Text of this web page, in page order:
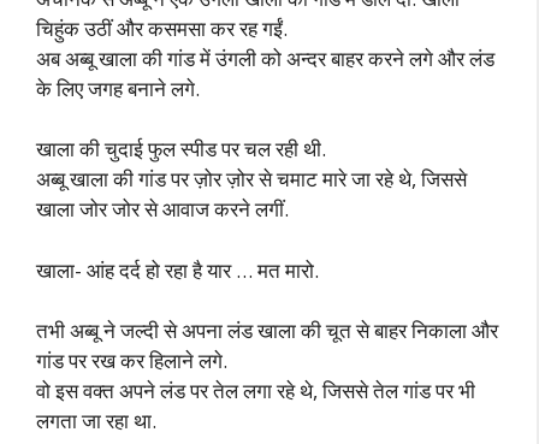
चिहुंक उठीं और कसमसा कर रह गईं.
अब अब्बू खाला की गांड में उंगली को अन्दर बाहर करने लगे और लंड
के लिए जगह बनाने लगे.
खाला की चुदाई फुल स्पीड पर चल रही थी.
अब्बू खाला की गांड पर ज़ोर ज़ोर से चमाट मारे जा रहे थे, जिससे
खाला जोर जोर से आवाज करने लगीं.
खाला- आंह दर्द हो रहा है यार … मत मारो.
तभी अब्बू ने जल्दी से अपना लंड खाला की चूत से बाहर निकाला और
गांड पर रख कर हिलाने लगे.
वो इस वक्त अपने लंड पर तेल लगा रहे थे, जिससे तेल गांड पर भी
लगता जा रहा था.